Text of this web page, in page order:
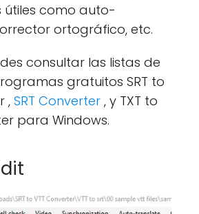
útiles como auto-
ortográfico, etc.
consultar las listas de
gratuitos SRT to
, SRT Converter , y TXT to
para Windows.